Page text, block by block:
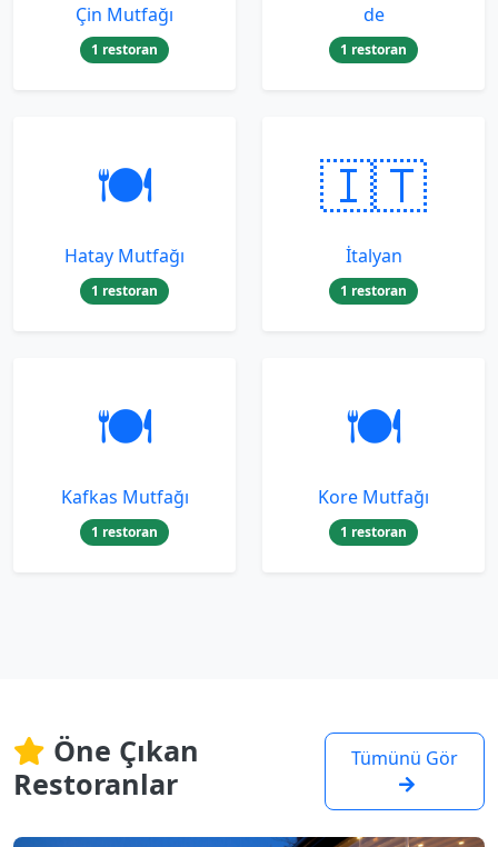
Çin Mutfağı
1 restoran
de
1 restoran
🍽️
Hatay Mutfağı
1 restoran
🇮🇹
İtalyan
1 restoran
🍽️
Kafkas Mutfağı
1 restoran
🍽️
Kore Mutfağı
1 restoran
Öne Çıkan
Restoranlar
Tümünü Gör